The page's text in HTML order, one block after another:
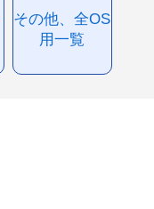
その他、全OS
用一覧